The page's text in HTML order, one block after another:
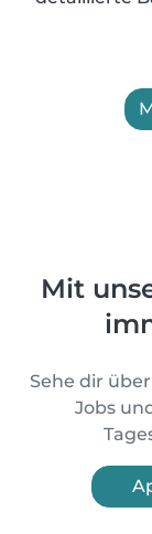
Mit
Sehe dir
Jobs